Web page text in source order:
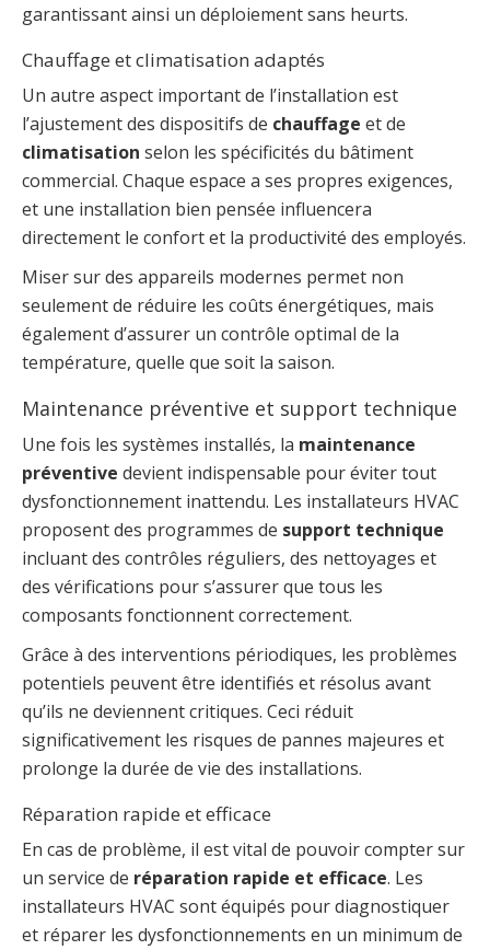
garantissant ainsi un déploiement sans heurts.
Chauffage et climatisation adaptés
Un autre aspect important de l’installation est
l’ajustement des dispositifs de chauffage et de
climatisation selon les spécificités du bâtiment
commercial. Chaque espace a ses propres exigences,
et une installation bien pensée influencera
directement le confort et la productivité des employés.
Miser sur des appareils modernes permet non
seulement de réduire les coûts énergétiques, mais
également d’assurer un contrôle optimal de la
température, quelle que soit la saison.
Maintenance préventive et support technique
Une fois les systèmes installés, la maintenance
préventive devient indispensable pour éviter tout
dysfonctionnement inattendu. Les installateurs HVAC
proposent des programmes de support technique
incluant des contrôles réguliers, des nettoyages et
des vérifications pour s’assurer que tous les
composants fonctionnent correctement.
Grâce à des interventions périodiques, les problèmes
potentiels peuvent être identifiés et résolus avant
qu’ils ne deviennent critiques. Ceci réduit
significativement les risques de pannes majeures et
prolonge la durée de vie des installations.
Réparation rapide et efficace
En cas de problème, il est vital de pouvoir compter sur
un service de réparation rapide et efficace. Les
installateurs HVAC sont équipés pour diagnostiquer
et réparer les dysfonctionnements en un minimum de